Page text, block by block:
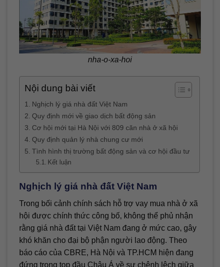
nha-o-xa-hoi
Nội dung bài viết
Nghịch lý giá nhà đất Việt Nam
Quy định mới về giao dịch bất động sản
Cơ hội mới tại Hà Nội với 809 căn nhà ở xã hội
Quy định quản lý nhà chung cư mới
Tình hình thị trường bất động sản và cơ hội đầu tư
Kết luận
Nghịch lý giá nhà đất Việt Nam
Trong bối cảnh chính sách hỗ trợ vay mua nhà ở xã
hội được chính thức công bố, không thể phủ nhận
rằng giá nhà đất tại Việt Nam đang ở mức cao, gây
khó khăn cho đại bộ phận người lao động. Theo
báo cáo của CBRE, Hà Nội và TP.HCM hiện đang
đứng trong top đầu Châu Á về sự chênh lệch giữa